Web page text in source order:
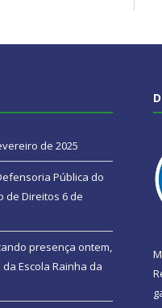
de 2025
Pública do
de Direitos 6 de
presença ontem,
Escola Rainha da